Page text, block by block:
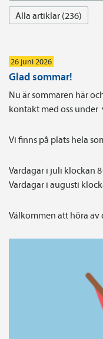
Alla artiklar (236)
26 juni 2026
Glad sommar!
Nu är sommaren här
kontakt med oss under
Vi finns på plats hela
Vardagar i juli klockan
Vardagar i augusti
Välkommen att höra av